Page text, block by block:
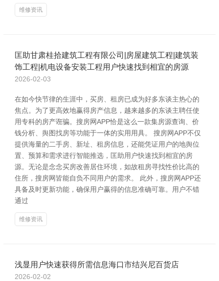
维修资讯
匡助甘肃桂拾建筑工程有限公司|房屋建筑工程|建筑装
饰工程|机电设备安装工程用户快速找到相宜的房源
2026-02-03
在如今快节律的生涯中，买房、租房已成为好多东谈主热心的
焦点。为了更高效地赢得房产信息，越来越多的东谈主聘任使
用专科的房产诳骗。搜房网APP恰是这么一款集房源查询、价
钱分析、舆图找房等功能于一体的实用用具。 搜房网APP不仅
提供海量的二手房、新址、租房信息，还能凭证用户的地舆位
置、预算和需求进行智能推选，匡助用户快速找到相宜的房
源。无论是念念买房改善居住环境，如故租房寻找性价比高的
住所，搜房网皆能自负不同用户的需求。 此外，搜房网APP还
具备及时更新功能，确保用户赢得的信息准确可靠。用户不错
通过
维修资讯
浅显用户快速获得所需信息海口市结兴尼百货店
2026-02-02